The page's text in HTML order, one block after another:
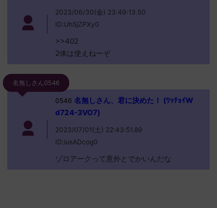
2023/06/30(金) 23:49:13.50
ID:Uh5jZPXy0
>>402
2体は使えねーぞ
名無しさん0546
0546 名無しさん、君に決めた！ (ﾜｯﾁｮｲW
d724-3VO7)
2023/07/01(土) 22:43:51.89
ID:iusADcog0
ゾロアークって意外とでかいんだな